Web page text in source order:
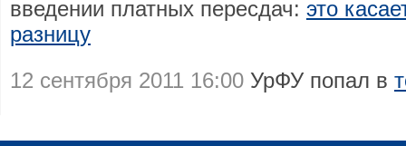
введении платных пересдач: это
разницу
12 сентября 2011 16:00 УрФУ попал в